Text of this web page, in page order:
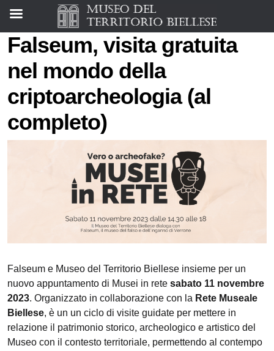
Falseum, visita gratuita
nel mondo della
criptoarcheologia (al
completo)
Falseum e Museo del Territorio Biellese insieme per un
nuovo appuntamento di Musei in rete sabato 11 novembre
2023. Organizzato in collaborazione con la Rete Museale
Biellese, è un un ciclo di visite guidate per mettere in
relazione il patrimonio storico, archeologico e artistico del
Museo con il contesto territoriale, permettendo al contempo